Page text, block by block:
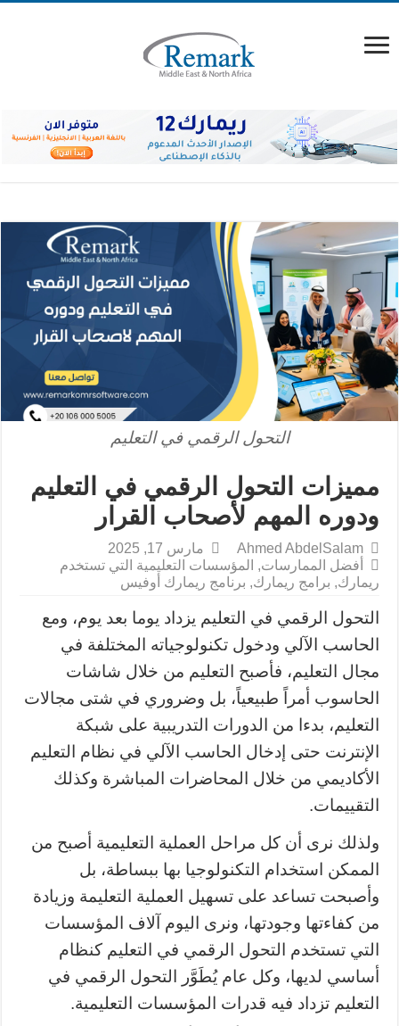
التحول الرقمي في التعليم
مميزات التحول الرقمي في التعليم
ودوره المهم لأصحاب القرار
Ahmed AbdelSalam
مارس 17, 2025
أفضل الممارسات, المؤسسات التعليمية التي تستخدم
ريمارك, برامج ريمارك, برنامج ريمارك أوفيس
التحول الرقمي في التعليم يزداد يوما بعد يوم، ومع
الحاسب الآلي ودخول تكنولوجياته المختلفة في
مجال التعليم، فأصبح التعليم من خلال شاشات
الحاسوب أمراً طبيعياً، بل وضروري في شتى مجالات
التعليم، بدءا من الدورات التدريبية على شبكة
الإنترنت حتى إدخال الحاسب الآلي في نظام التعليم
الأكاديمي من خلال المحاضرات المباشرة وكذلك
التقييمات.
ولذلك نرى أن كل مراحل العملية التعليمية أصبح من
الممكن استخدام التكنولوجيا بها ببساطة، بل
وأصبحت تساعد على تسهيل العملية التعليمة وزيادة
من كفاءتها وجودتها، ونرى اليوم آلاف المؤسسات
التي تستخدم التحول الرقمي في التعليم كنظام
أساسي لديها، وكل عام يُطَوَّر التحول الرقمي في
التعليم تزداد فيه قدرات المؤسسات التعليمية.